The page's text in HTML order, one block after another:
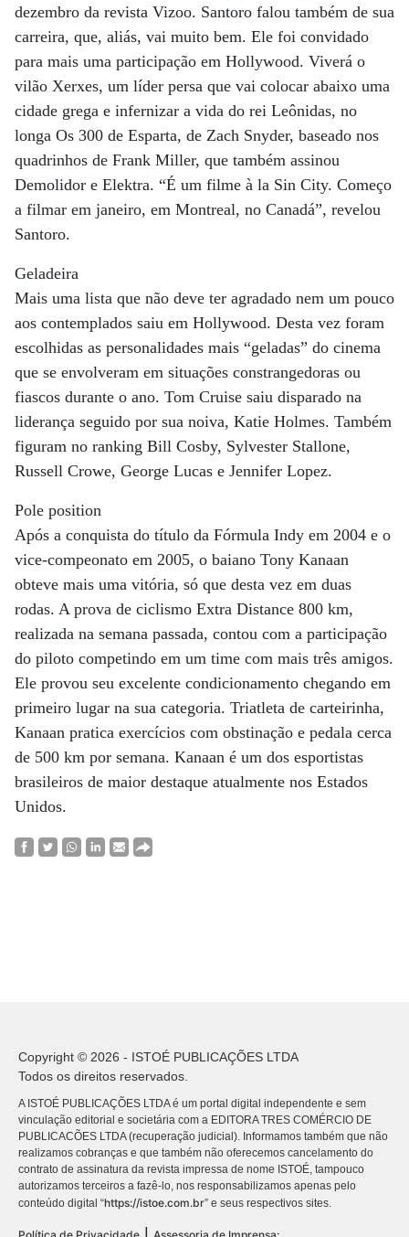
dezembro da revista Vizoo. Santoro falou também de sua
carreira, que, aliás, vai muito bem. Ele foi convidado
para mais uma participação em Hollywood. Viverá o
vilão Xerxes, um líder persa que vai colocar abaixo uma
cidade grega e infernizar a vida do rei Leônidas, no
longa Os 300 de Esparta, de Zach Snyder, baseado nos
quadrinhos de Frank Miller, que também assinou
Demolidor e Elektra. “É um filme à la Sin City. Começo
a filmar em janeiro, em Montreal, no Canadá”, revelou
Santoro.
Geladeira
Mais uma lista que não deve ter agradado nem um pouco
aos contemplados saiu em Hollywood. Desta vez foram
escolhidas as personalidades mais “geladas” do cinema
que se envolveram em situações constrangedoras ou
fiascos durante o ano. Tom Cruise saiu disparado na
liderança seguido por sua noiva, Katie Holmes. Também
figuram no ranking Bill Cosby, Sylvester Stallone,
Russell Crowe, George Lucas e Jennifer Lopez.
Pole position
Após a conquista do título da Fórmula Indy em 2004 e o
vice-compeonato em 2005, o baiano Tony Kanaan
obteve mais uma vitória, só que desta vez em duas
rodas. A prova de ciclismo Extra Distance 800 km,
realizada na semana passada, contou com a participação
do piloto competindo em um time com mais três amigos.
Ele provou seu excelente condicionamento chegando em
primeiro lugar na sua categoria. Triatleta de carteirinha,
Kanaan pratica exercícios com obstinação e pedala cerca
de 500 km por semana. Kanaan é um dos esportistas
brasileiros de maior destaque atualmente nos Estados
Unidos.
Copyright © 2026 - ISTOÉ PUBLICAÇÕES LTDA
Todos os direitos reservados.
A ISTOÉ PUBLICAÇÕES LTDA é um portal digital independente e sem
vinculação editorial e societária com a EDITORA TRES COMÉRCIO DE
PUBLICACÕES LTDA (recuperação judicial). Informamos também que não
realizamos cobranças e que também não oferecemos cancelamento do
contrato de assinatura da revista impressa de nome ISTOÉ, tampouco
autorizamos terceiros a fazê-lo, nos responsabilizamos apenas pelo
conteúdo digital “https://istoe.com.br” e seus respectivos sites.